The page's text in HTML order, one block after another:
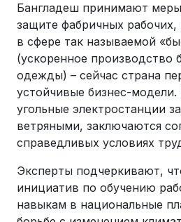
Бангладеш принимают
защите фабричных рабочих,
в сфере так называемой
(ускоренное производство
одежды) – сейчас страна
устойчивые бизнес-
угольные электростанции
ветряными, заключаются
справедливых условиях
Эксперты подчеркивают,
инициатив по обучению
навыкам в национальные